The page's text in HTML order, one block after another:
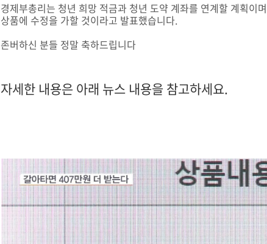
경제부총리는 청년 희망 적금과 청년 도약 계좌를 연계할 계획이
상품에 수정을 가할 것이라고 발표했습니다.
존버하신 분들 정말 축하드립니다
자세한 내용은 아래 뉴스 내용을 참고하세요.